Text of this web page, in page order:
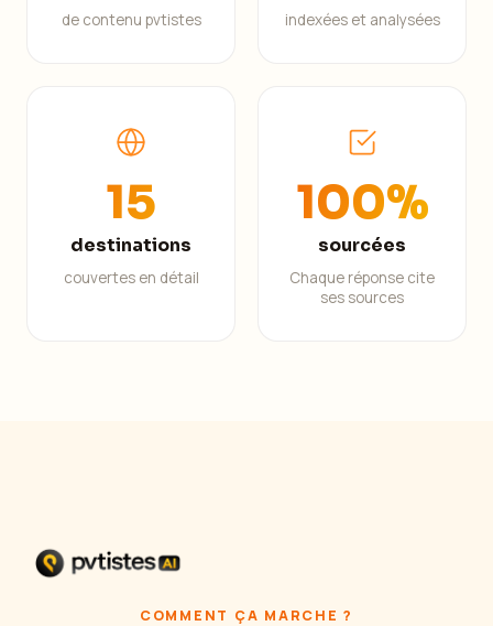
de contenu pvtistes indexées et analysées
15
destinations
couvertes en détail
100%
sourcées
Chaque réponse cite
ses sources
COMMENT ÇA MARCHE ?